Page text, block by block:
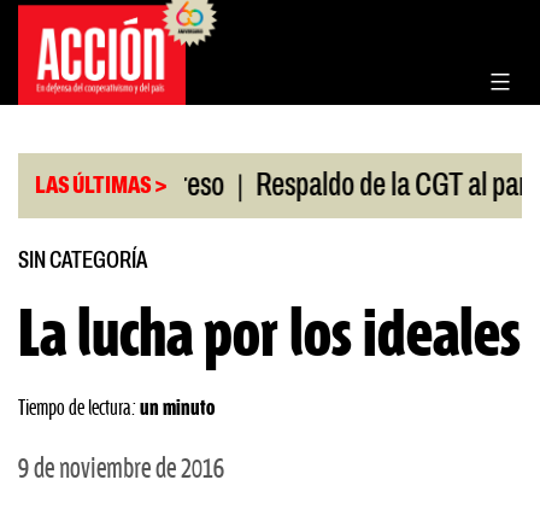
Saltar
contenido
LAS ÚLTIMAS >
en el Congreso | Respaldo de la CGT al paro
SIN CATEGORÍA
La lucha por los ideales
Tiempo de lectura: un minuto
9 de noviembre de 2016